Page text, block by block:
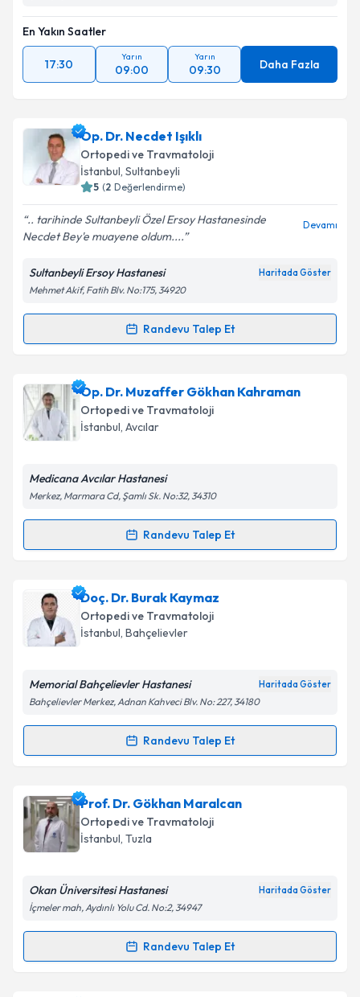
En Yakın Saatler
17:30
Yarın
09:00
Yarın
09:30 Daha Fazla
Op. Dr. Necdet Işıklı
Ortopedi ve Travmatoloji
İstanbul, Sultanbeyli
5 (2 Değerlendirme)
.. tarihinde Sultanbeyli Özel Ersoy Hastanesinde
Necdet Bey'e muayene oldum....
Devamı
Sultanbeyli Ersoy Hastanesi Haritada Göster
Mehmet Akif, Fatih Blv. No:175, 34920
Randevu Talep Et
Randevu Takvimi Talebi
Op. Dr. Necdet Işıklıiçin randevu takvimi talebi
oluşturun. Size bu uzmandan randevu almanız için bir
takvim hazırlandığında e-posta ile bilgilendireceğiz.
Kişisel verilerimin işlenmesine ilişkin
Metni'ni okudum ve kişisel verilerimin belirtilen
Takvim Talebini Gönder
Op. Dr. Muzaffer Gökhan Kahraman
Ortopedi ve Travmatoloji
İstanbul, Avcılar
Medicana Avcılar Hastanesi
Merkez, Marmara Cd, Şamlı Sk. No:32, 34310
Randevu Talep Et
Randevu Takvimi Talebi
Op. Dr. Muzaffer Gökhan Kahraman
takvimi talebi oluşturun. Size bu uzmandan randevu
almanız için bir takvim hazırlandığında e-posta ile
bilgilendireceğiz.
Kişisel verilerimin işlenmesine ilişkinAydınlatma
kapsamda işlenmesini kabul ediyorum.
Takvim Talebini Gönder
Doç. Dr. Burak Kaymaz
Ortopedi ve Travmatoloji
İstanbul, Bahçelievler
Memorial Bahçelievler Hastanesi Haritada Göster
Bahçelievler Merkez, Adnan Kahveci Blv. No: 227, 34180
Randevu Talep Et
Randevu Takvimi Talebi
Doç. Dr. Burak Kaymaz için randevu takvimi talebi
oluşturun. Size bu uzmandan randevu almanız için bir
takvim hazırlandığında e-posta ile bilgilendireceğiz.
Kişisel verilerimin işlenmesine ilişkin
Metni'ni okudum ve kişisel verilerimin belirtilen
Prof. Dr. Gökhan Maralcan
Ortopedi ve Travmatoloji
İstanbul, Tuzla
Okan Üniversitesi Hastanesi Haritada Göster
İçmeler mah, Aydınlı Yolu Cd. No:2, 34947
Randevu Talep Et
Randevu Takvimi Talebi